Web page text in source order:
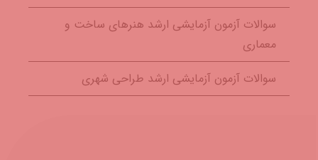
سوالات آزمون آزمایشی ارشد هنرهای ساخت و
معماری
سوالات آزمون آزمایشی ارشد طراحی شهری